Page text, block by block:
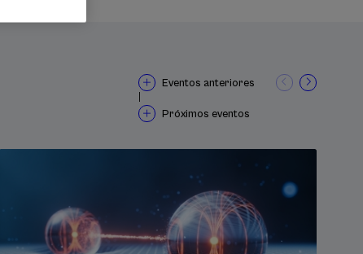
Eventos anteriores
Próximos eventos